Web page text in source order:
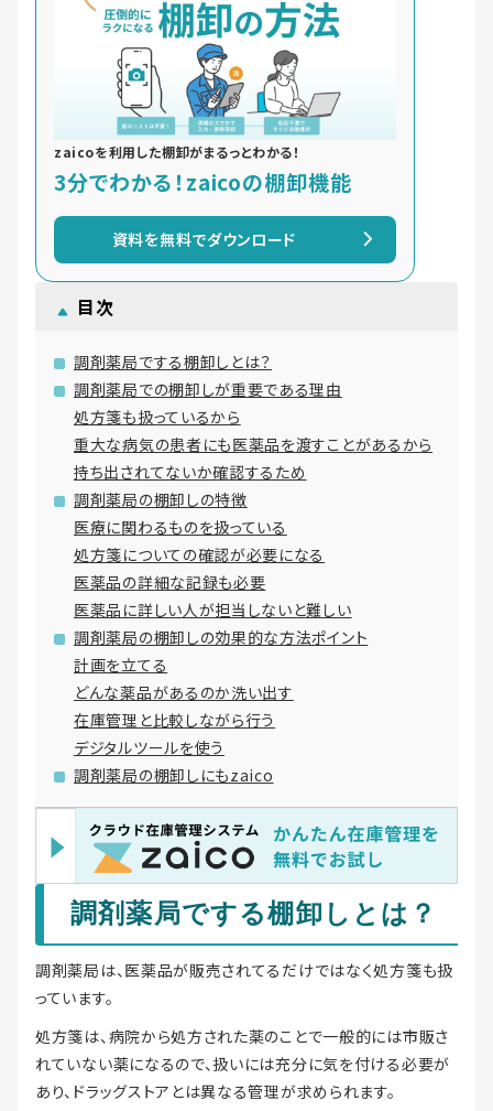
zaicoを利用した棚卸がまるっとわかる！
3分でわかる！zaicoの棚卸機能
資料を無料でダウンロード
目次
調剤薬局でする棚卸しとは？
調剤薬局での棚卸しが重要である理由
処方箋も扱っているから
重大な病気の患者にも医薬品を渡すことがあるから
持ち出されてないか確認するため
調剤薬局の棚卸しの特徴
医療に関わるものを扱っている
処方箋についての確認が必要になる
医薬品の詳細な記録も必要
医薬品に詳しい人が担当しないと難しい
調剤薬局の棚卸しの効果的な方法ポイント
計画を立てる
どんな薬品があるのか洗い出す
在庫管理と比較しながら行う
デジタルツールを使う
調剤薬局の棚卸しにもzaico
調剤薬局でする棚卸しとは？
調剤薬局は、医薬品が販売されてるだけではなく処方箋も扱
っています。
処方箋は、病院から処方された薬のことで一般的には市販さ
れていない薬になるので、扱いには充分に気を付ける必要が
あり、ドラッグストアとは異なる管理が求められます。